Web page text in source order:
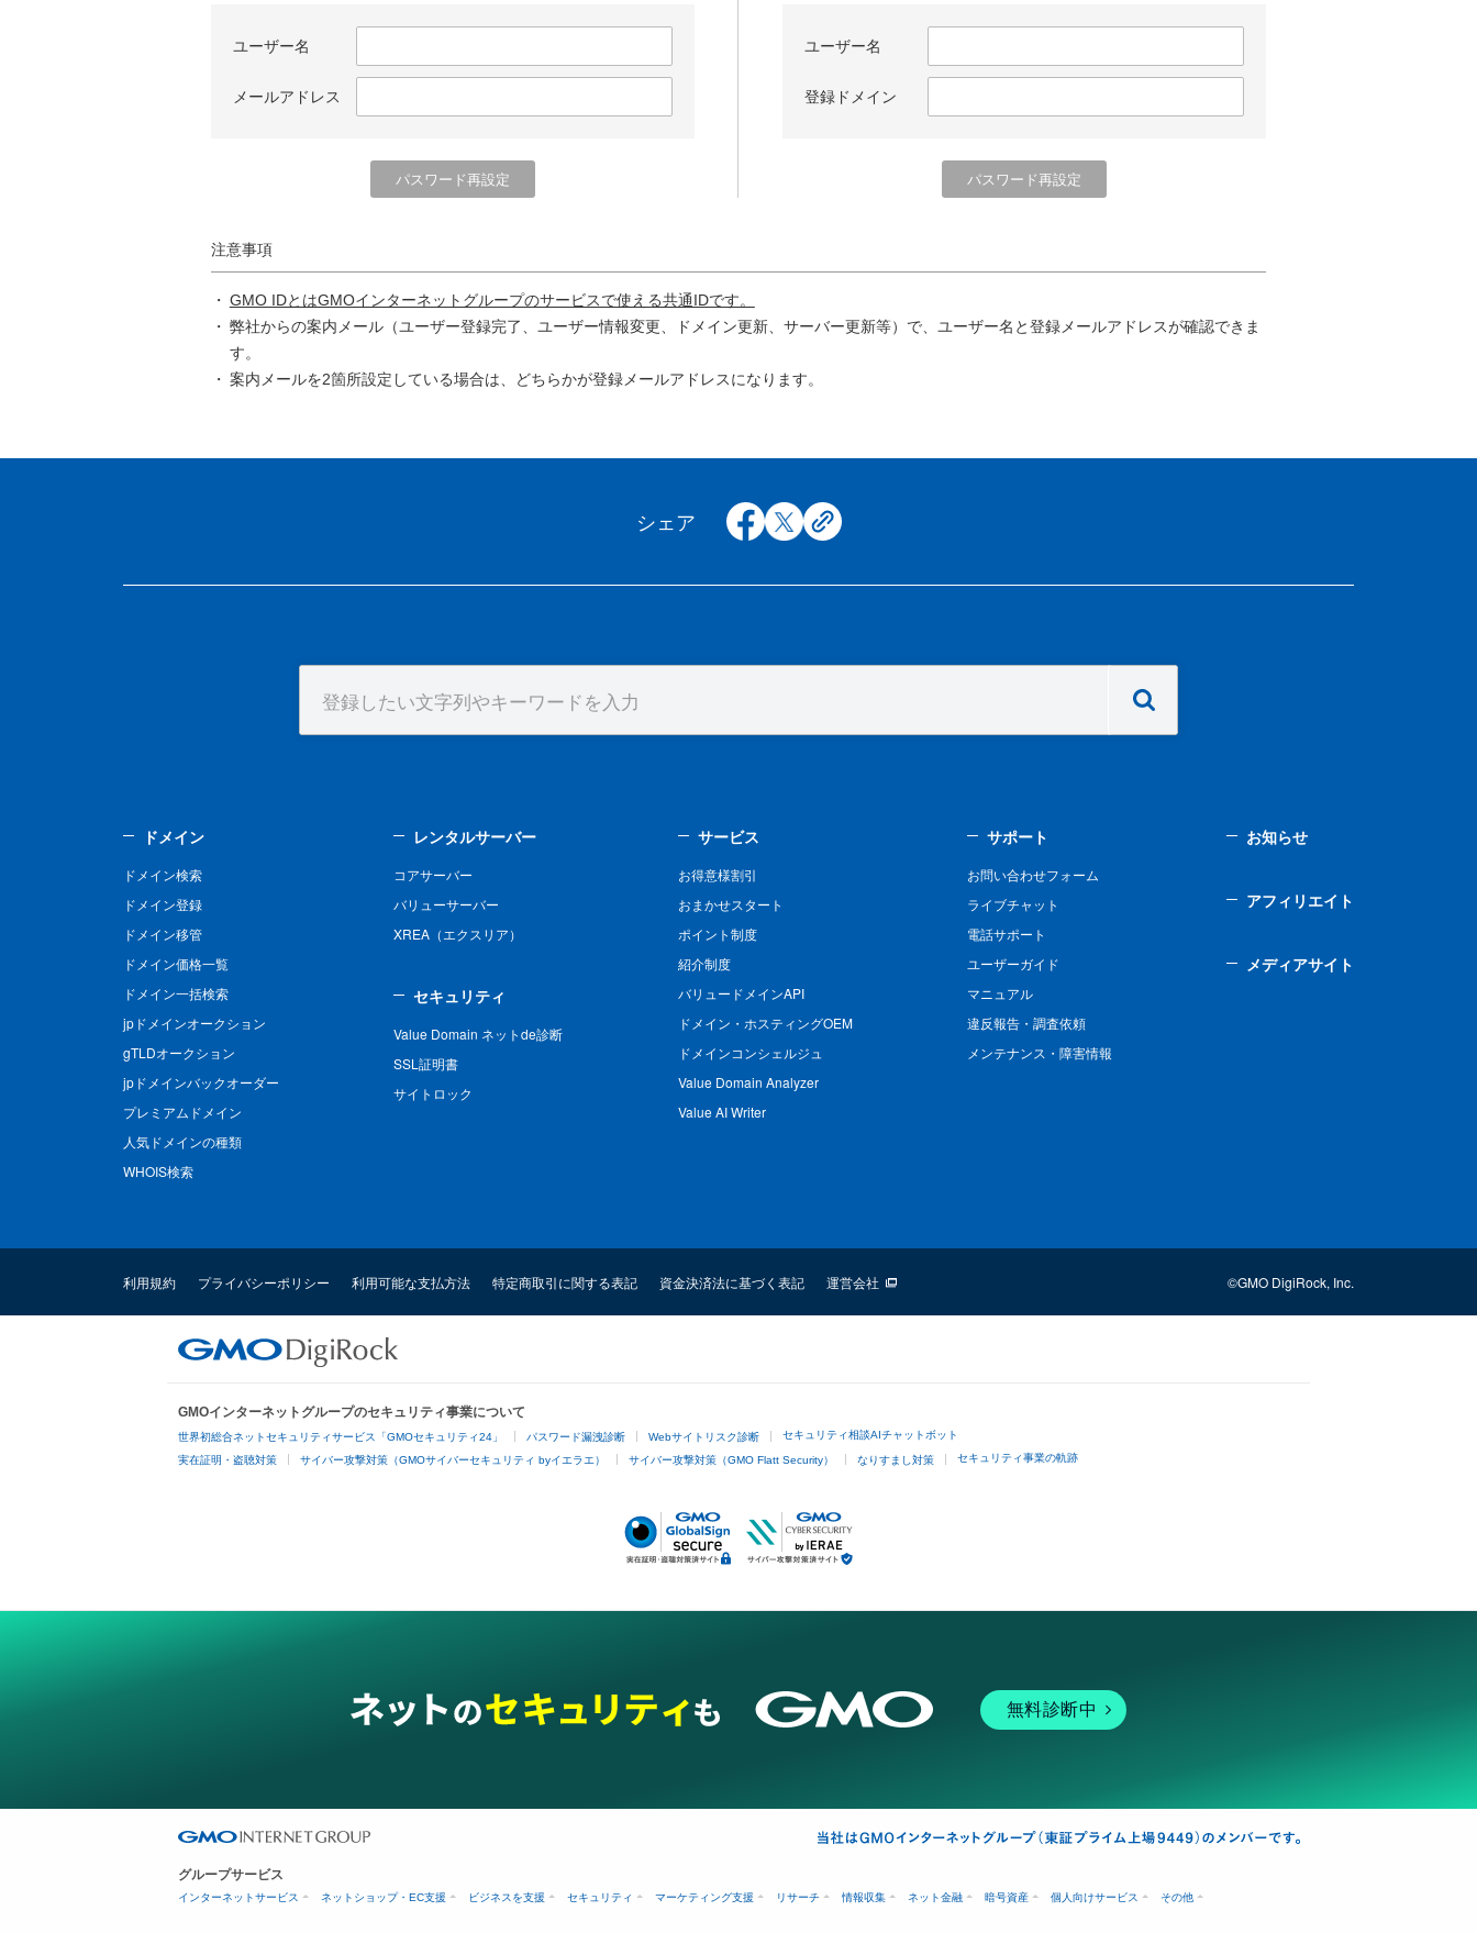
ユーザー名
メールアドレス
ユーザー名
登録ドメイン
注意事項
GMO IDとはGMOインターネットグループのサービスで使える共通IDです。
弊社からの案内メール（ユーザー登録完了、ユーザー情報変更、ドメイン更新、サーバー更新等）で、ユーザー名と登録メールアドレスが確認できま
す。
案内メールを2箇所設定している場合は、どちらかが登録メールアドレスになります。
シェア facebook
x copy
ドメイン
ドメイン検索
ドメイン登録
ドメイン移管
ドメイン価格一覧
ドメイン一括検索
jpドメインオークション
gTLDオークション
jpドメインバックオーダー
プレミアムドメイン
人気ドメインの種類
WHOIS検索
レンタルサーバー
コアサーバー
バリューサーバー
XREA（エクスリア）
セキュリティ
Value Domain ネットde診断
SSL証明書
サイトロック
サービス
お得意様割引
おまかせスタート
ポイント制度
紹介制度
バリュードメインAPI
ドメイン・ホスティングOEM
ドメインコンシェルジュ
Value Domain Analyzer
Value AI Writer
サポート
お問い合わせフォーム
ライブチャット
電話サポート
ユーザーガイド
マニュアル
違反報告・調査依頼
メンテナンス・障害情報
お知らせ
アフィリエイト
メディアサイト
利用規約 プライバシーポリシー 利用可能な支払方法 特定商取引に関する表記 資金決済法に基づく表記 運営会社 ©GMO DigiRock, Inc.
GMOインターネットグループのセキュリティ事業について
世界初総合ネットセキュリティサービス「GMOセキュリティ24」 パスワード漏洩診断 Webサイトリスク診断 セキュリティ相談AIチャットボット
実在証明・盗聴対策 サイバー攻撃対策（GMOサイバーセキュリティ byイエラエ） サイバー攻撃対策（GMO Flatt Security） なりすまし対策 セキュリティ事業の軌跡
無料診断中
グループサービス
インターネットサービス ネットショップ・EC支援 ビジネスを支援 セキュリティ マーケティング支援 リサーチ 情報収集 ネット金融 暗号資産 個人向けサービス その他